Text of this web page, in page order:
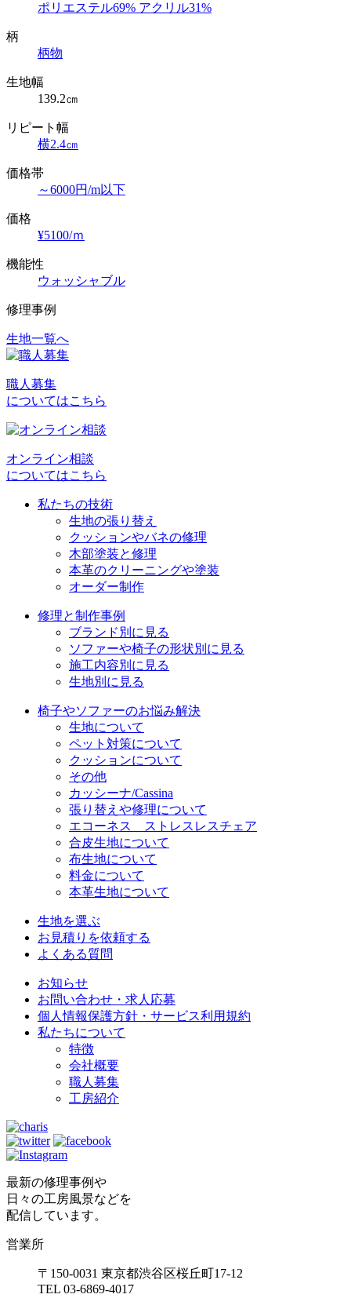
ポリエステル69% アクリル31%
柄
柄物
生地幅
139.2㎝
リピート幅
横2.4㎝
価格帯
～6000円/m以下
価格
¥5100/ｍ
機能性
ウォッシャブル
修理事例
投
ナ
ビ
ー
生地一覧へ
職人募集
についてはこちら
オンライン相談
についてはこちら
私たちの技術
生地の張り替え
クッションやバネの修理
木部塗装と修理
本革のクリーニングや塗装
オーダー制作
修理と制作事例
ブランド別に見る
ソファーや椅子の形状別に見る
施工内容別に見る
生地別に見る
椅子やソファーのお悩み解決
生地について
ペット対策について
クッションについて
その他
カッシーナ/Cassina
張り替えや修理について
エコーネス ストレスレスチェア
合皮生地について
布生地について
料金について
本革生地について
生地を選ぶ
お見積りを依頼する
よくある質問
お知らせ
お問い合わせ・求人応募
個人情報保護方針・サービス利用規約
私たちについて
特徴
会社概要
職人募集
工房紹介
最新の修理事例や
日々の工房風景などを
配信しています。
営業所
〒150-0031 東京都渋谷区桜丘町17-12
TEL 03-6869-4017